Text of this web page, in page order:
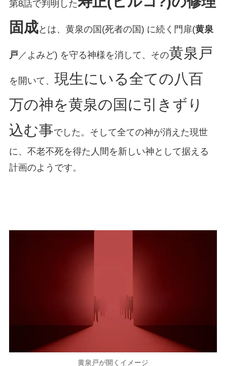
第8話で判明した
固成とは、黄泉の国(死者の国) に続く門扉(黄泉
戸／よみど) を守る神様を消して、その黄泉戸
を開いて、 現生にいる全ての八百
万の神を黄泉の国に引きずり
込む事でした。そして全ての神が消えた現世
に、不老不死を得た人間を新しい神として据える
計画のようです。
黄泉戸が開くイメージ